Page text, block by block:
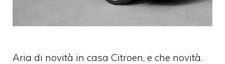
Aria di novità in casa Citroen, e che novità.